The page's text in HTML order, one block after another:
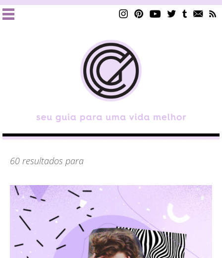
60 resultados para